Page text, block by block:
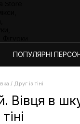
ПОПУЛЯРНІ
/ Друг із тіні
Вівця в